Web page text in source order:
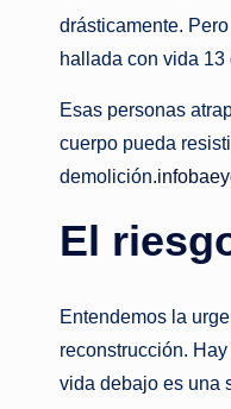
drásticamente.
hallada con vida
Esas personas
cuerpo pueda
demolición.infobae
El
Entendemos la
reconstrucción.
vida debajo es una